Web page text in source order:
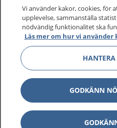
Vi använder kakor, cookies, för
upplevelse, sammanställa
nödvändig funktionalitet ska
Läs mer om hur vi använder
GODKÄNN